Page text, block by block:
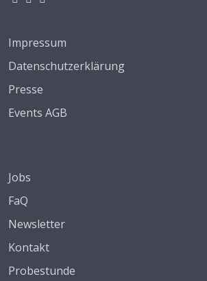
Impressum
Datenschutzerklärung
Presse
Events AGB
Jobs
FaQ
Newsletter
Kontakt
Probestunde